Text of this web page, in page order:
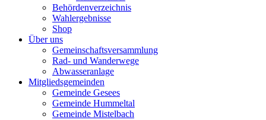
Behördenverzeichnis
Wahlergebnisse
Shop
Über uns
Gemeinschaftsversammlung
Rad- und Wanderwege
Abwasseranlage
Mitgliedsgemeinden
Gemeinde Gesees
Gemeinde Hummeltal
Gemeinde Mistelbach